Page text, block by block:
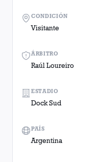
ÁRBITRO
Raúl Loureiro
CONDICIÓN
Visitante
ESTADIO
Dock Sud
PAÍS
Argentina